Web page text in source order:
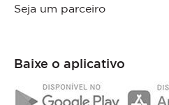
Seja um parceiro
Baixe o aplicativo